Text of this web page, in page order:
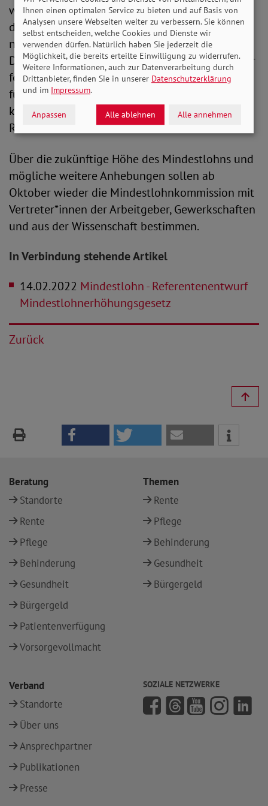
wurde. Der Verband weist zugleich darauf hin,
dass auch die geplanten 12 Euro Mindestlohn
nicht ausreichend vor Armut im Alter schützen.
Dazu stellt SoVD-Präsident Adolf Bauer fest: „Wir
fordern schon seit langem 13 Euro Mindestlohn
für ein armutsfestes Einkommen. Denn nur so
kann auch ein armutsfestes Auskommen im
Rentenalter erreicht werden.“
Über die zukünftige Höhe des Mindestlohns und
mögliche weitere Anhebungen sollen ab
Oktober wieder die Mindestlohnkommission mit
Vertreter*innen der Arbeitgeber, Gewerkschaften
und aus der Wissenschaft bestimmen.
In Verbindung stehende Artikel
14.02.2022 Mindestlohn - Referentenentwurf
Mindestlohnerhöhungsgesetz
Zurück
Beratung
Standorte
Rente
Pflege
Behinderung
Gesundheit
Bürgergeld
Patientenverfügung
Vorsorgevollmacht
Themen
Rente
Pflege
Behinderung
Gesundheit
Bürgergeld
Verband
Standorte
Über uns
Ansprechpartner
Publikationen
Presse
SOZIALE NETZWERKE
Ihnen einen optimalen Service zu bieten und auf Basis von
Analysen unsere Webseiten weiter zu verbessern. Sie können
selbst entscheiden, welche Cookies und Dienste wir
verwenden dürfen. Natürlich haben Sie jederzeit die
Möglichkeit, die bereits erteilte Einwilligung zu widerrufen.
Weitere Informationen, auch zur Datenverarbeitung durch
Drittanbieter, finden Sie in unserer Datenschutzerklärung
und im Impressum.
Anpassen Alle ablehnen Alle annehmen